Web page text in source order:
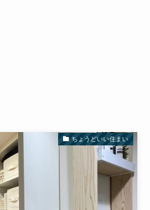
ちょうどいい住まい